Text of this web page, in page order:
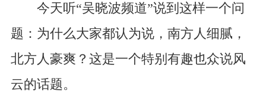
今天听“吴晓波频道”说到这样一个问
题：为什么大家都认为说，南方人细腻，
北方人豪爽？这是一个特别有趣也众说风
云的话题。